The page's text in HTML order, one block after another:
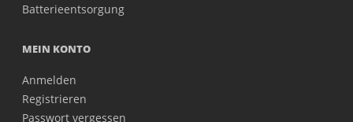
Batterieentsorgung
MEIN KONTO
Anmelden
Registrieren
Passwort vergessen